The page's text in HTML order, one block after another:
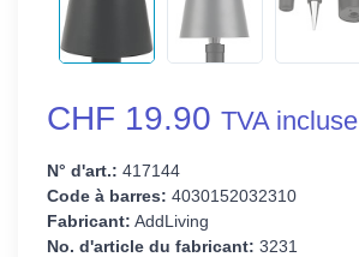
CHF 19.90 TVA incluse
N° d'art.: 417144
Code à barres: 4030152032310
Fabricant: AddLiving
No. d'article du fabricant: 3231